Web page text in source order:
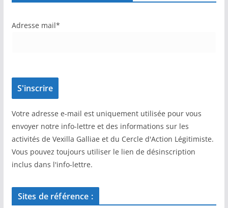
Adresse mail*
Votre adresse e-mail est uniquement utilisée pour vous
envoyer notre info-lettre et des informations sur les
activités de Vexilla Galliae et du Cercle d'Action Légitimiste.
Vous pouvez toujours utiliser le lien de désinscription
inclus dans l'info-lettre.
Sites de référence :